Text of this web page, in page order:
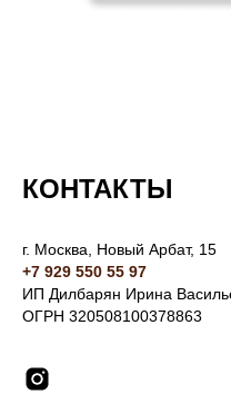
КОНТАКТЫ
г. Москва, Новый Арбат, 15
+7 929 550 55 97
ИП Дилбарян Ирина
ОГРН 320508100378863